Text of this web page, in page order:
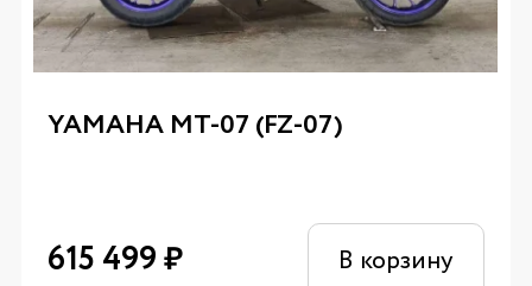
YAMAHA MT-07 (FZ-07)
615 499₽ В корзину